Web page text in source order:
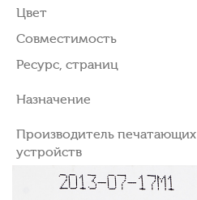
Цвет
Совместимость
Ресурс, страниц
Назначение
Производитель печатающих
устройств